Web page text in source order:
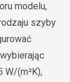
modelu,
szyby
W/(m²K),